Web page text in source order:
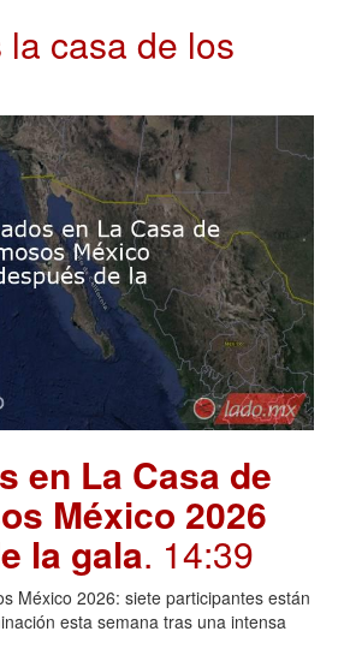
casa de los
en La Casa de
México 2026
la gala. 14:39
México 2026: siete participantes están
esta semana tras una intensa